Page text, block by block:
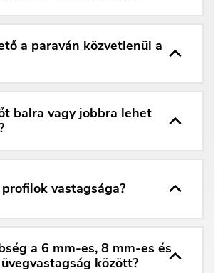
a paraván közvetlenül a
balra vagy jobbra lehet
vastagsága?
a 6 mm-es, 8 mm-es és
között?